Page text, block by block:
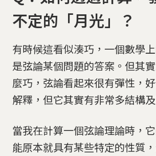
不定的「月光」？
有時候這看似湊巧，一個數學
是弦論某個問題的答案。但其
麼巧，弦論看起來很有彈性，
解釋，但它其實有非常多結構及
當我在計算一個弦論理論時，
能原本就具有某些特定的性質